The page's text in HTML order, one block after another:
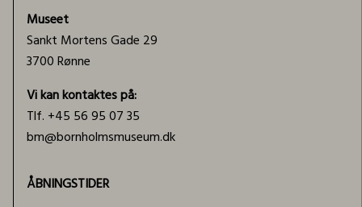
Museet
Sankt Mortens Gade 29
3700 Rønne
Vi kan kontaktes på:
Tlf. +45 56 95 07 35
bm@bornholmsmuseum.dk
ÅBNINGSTIDER